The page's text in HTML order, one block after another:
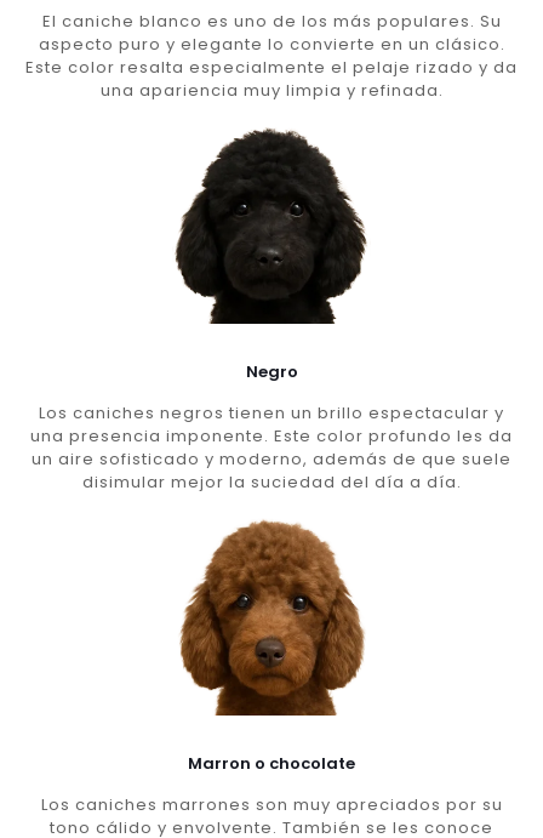
El caniche blanco es uno de los más populares. Su
aspecto puro y elegante lo convierte en un clásico.
Este color resalta especialmente el pelaje rizado y da
una apariencia muy limpia y refinada.
Negro
Los caniches negros tienen un brillo espectacular y
una presencia imponente. Este color profundo les da
un aire sofisticado y moderno, además de que suele
disimular mejor la suciedad del día a día.
Marron o chocolate
Los caniches marrones son muy apreciados por su
tono cálido y envolvente. También se les conoce